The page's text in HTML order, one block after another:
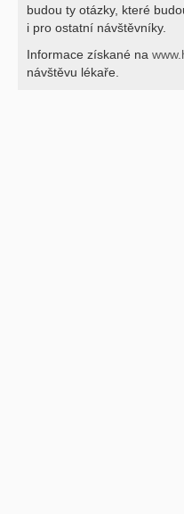
budou ty otázky, které
i pro ostatní návštěvníky.
Informace získané na
návštěvu lékaře.